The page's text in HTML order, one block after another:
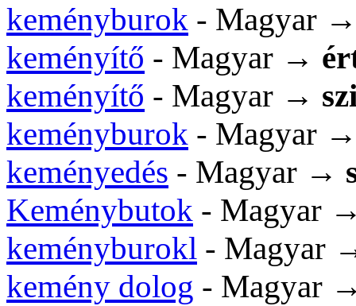
keményburok - Magyar
keményítő - Magyar →
keményítő - Magyar →
keményburok - Magyar
keményedés - Magyar →
Keménybutok - Magyar
keményburokl - Magyar
kemény dolog - Magyar